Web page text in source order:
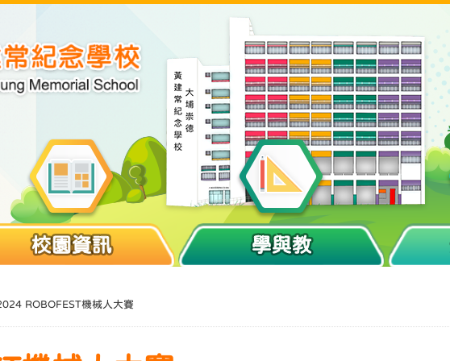
校園資訊 學與教
ROBOFEST機械人大賽